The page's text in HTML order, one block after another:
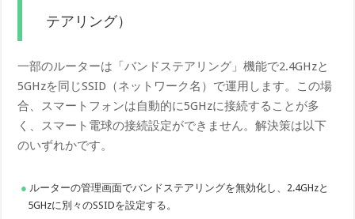
テアリング）
一部のルーターは「バンドステアリング」機能で2.4GHzと
5GHzを同じSSID（ネットワーク名）で運用します。この場
合、スマートフォンは自動的に5GHzに接続することが多
く、スマート電球の接続設定ができません。解決策は以下
のいずれかです。
ルーターの管理画面でバンドステアリングを無効化し、2.4GHzと
5GHzに別々のSSIDを設定する。